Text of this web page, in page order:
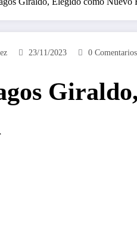
23/11/2023 0 Comentarios